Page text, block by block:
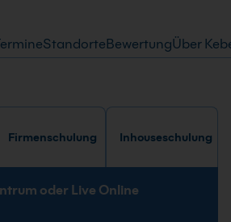
StandorteBewertungÜber
Firmenschulung Inhouseschulung
oder Live Online